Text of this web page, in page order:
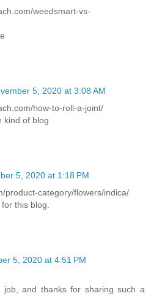
weedsmart-vs-
5, 2020 at 3:08 AM
how-to-roll-a-joint/
kind of blog
5, 2020 at 1:18 PM
product-category/flowers/indica/
this blog.
5, 2020 at 4:51 PM
job, and thanks for sharing such a